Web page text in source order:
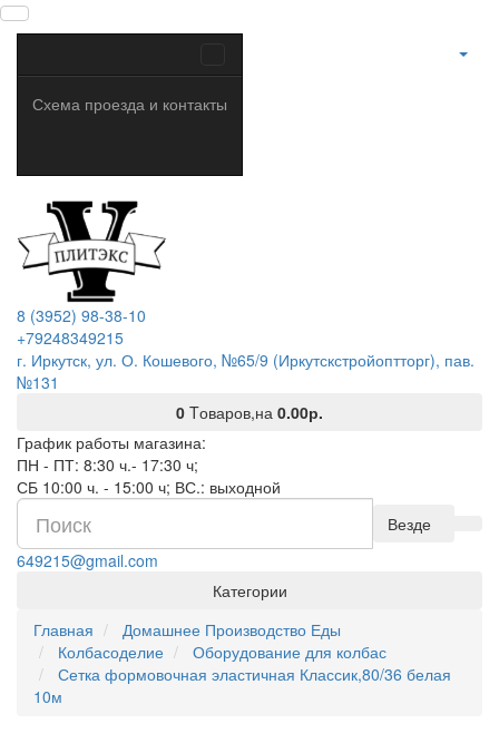
Схема проезда и контакты
8 (3952) 98-38-10
+79248349215
г. Иркутск, ул. О. Кошевого, №65/9 (Иркутскстройоптторг), пав.
№131
0 Tоваров,на 0.00р.
График работы магазина:
ПН - ПТ: 8:30 ч.- 17:30 ч;
СБ 10:00 ч. - 15:00 ч; ВС.: выходной
Везде
649215@gmail.com
Категории
Главная
Домашнее Производство Еды
Колбасоделие
Оборудование для колбас
Сетка формовочная эластичная Классик,80/36 белая
10м